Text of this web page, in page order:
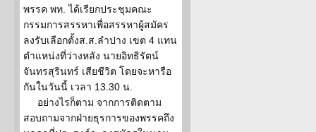
พรรค พท. ได้เรียกประชุมคณะ
กรรมการสรรหาเพื่อสรรหาผู้สมัคร
ลงรับเลือกตั้งส.ส.ลำปาง เขต 4 แทน
ตำแหน่งที่ว่างหลัง นายอิทธิรัตน์
จันทรสุรินทร์ เสียชีวิต โดยจะหารือ
กันในวันนี้ เวลา 13.30 น.
อย่างไรก็ตาม จากการติดตาม
สอบถามจากฝ่ายธุรการของพรรคถึง